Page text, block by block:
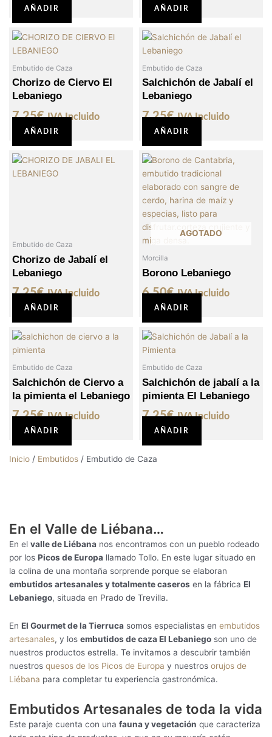
AÑADIR
elegir
página
de
producto
AÑADIR
Embutido de Caza
Chorizo de Ciervo El
Lebaniego
7,25€ IVA Incluido
AÑADIR
Embutido de Caza
Salchichón de Jabalí el
Lebaniego
7,25€ IVA Incluido
AÑADIR
Embutido de Caza
Chorizo de Jabalí el
Lebaniego
7,25€ IVA Incluido
AÑADIR
AGOTADO
Morcilla
Borono Lebaniego
6,50€ IVA Incluido
AÑADIR
Embutido de Caza
Salchichón de Ciervo a
la pimienta el Lebaniego
7,25€ IVA Incluido
AÑADIR
Embutido de Caza
Salchichón de jabalí a la
pimienta El Lebaniego
7,25€ IVA Incluido
AÑADIR
Inicio / Embutidos / Embutido de Caza
En el Valle de Liébana…
En el valle de Liébana nos encontramos con un pueblo rodeado
por los Picos de Europa llamado Tollo. En este lugar situado en
la colina de una montaña sorprende porque se elaboran
embutidos artesanales y totalmente caseros en la fábrica El
Lebaniego, situada en Prado de Trevilla.
En El Gourmet de la Tierruca somos especialistas en embutidos
artesanales, y los embutidos de caza El Lebaniego son uno de
nuestros productos estrella. Te invitamos a descubrir también
nuestros quesos de los Picos de Europa y nuestros orujos de
Liébana para completar tu experiencia gastronómica.
Embutidos Artesanales de toda la vida
Este paraje cuenta con una fauna y vegetación que caracteriza